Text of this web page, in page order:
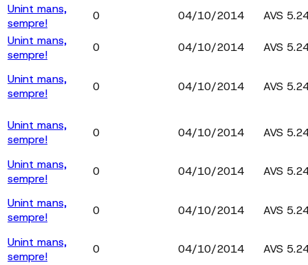
Unint mans,
sempre!
0 04/10/2014
AVS
Unint mans,
sempre!
0 04/10/2014 AVS
Unint mans,
sempre!
0 04/10/2014 AVS
Unint mans,
sempre!
0 04/10/2014 AVS
Unint mans,
sempre!
0 04/10/2014 AVS
Unint mans,
sempre!
0 04/10/2014 AVS
Unint mans,
sempre!
0 04/10/2014
AVS